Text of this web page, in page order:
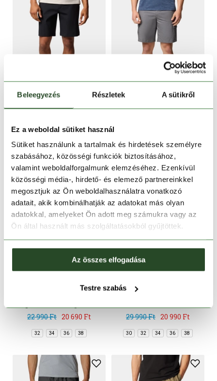
Beleegyezés Részletek A sütikről
Ez a weboldal sütiket használ
Sütiket használunk a tartalmak és hirdetések személyre
szabásához, közösségi funkciók biztosításához,
valamint weboldalforgalmunk elemzéséhez. Ezenkívül
közösségi média-, hirdető- és elemező partnereinkkel
megosztjuk az Ön weboldalhasználatra vonatkozó
adatait, akik kombinálhatják az adatokat más olyan
adatokkal, amelyeket Ön adott meg számukra vagy az
Ön által használt más szolgáltatásokból gyűjtöttek.
Az összes elfogadása
Testre szabás
CSAK ONLINE
-10%
29 990 Ft 26 990 Ft
32 38
CSAK ONLINE
-10%
30 38 40 42
22 990 Ft 20 690 Ft
32 34 36 38
-30%
29 990 Ft 20 990 Ft
30 32 34 36 38